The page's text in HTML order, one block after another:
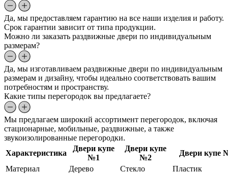
Да, мы предоставляем гарантию на все наши изделия и работу.
Срок гарантии зависит от типа продукции.
Можно ли заказать раздвижные двери по индивидуальным
размерам?
Да, мы изготавливаем раздвижные двери по индивидуальным
размерам и дизайну, чтобы идеально соответствовать вашим
потребностям и пространству.
Какие типы перегородок вы предлагаете?
Мы предлагаем широкий ассортимент перегородок, включая
стационарные, мобильные, раздвижные, а также
звукоизолированные перегородки.
Характеристика
Двери купе
№1
Двери купе
№2
Двери купе
Материал
Дерево Стекло
Пластик